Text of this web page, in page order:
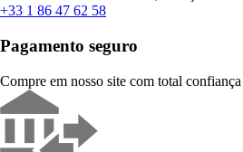
+33 1 86 47 62 58
Pagamento seguro
Compre em nosso site com total confiança